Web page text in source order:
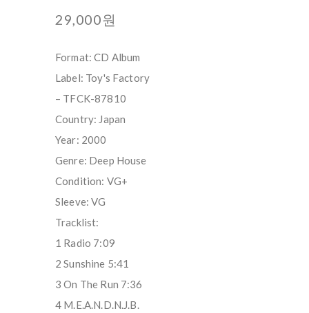
29,000원
Format: CD Album
Label: Toy's Factory
– TFCK-87810
Country: Japan
Year: 2000
Genre: Deep House
Condition: VG+
Sleeve: VG
Tracklist:
1 Radio 7:09
2 Sunshine 5:41
3 On The Run 7:36
4 M.E.A.N.D.N.J.B.